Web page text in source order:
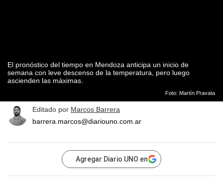
El pronóstico del tiempo en Mendoza anticipa un inicio de
semana con leve descenso de la temperatura, pero luego
ascienden las máximas.
Foto: Martín Pravata
Editado por Marcos Barrera
barrera.marcos@diariouno.com.ar
Agregar Diario UNO en